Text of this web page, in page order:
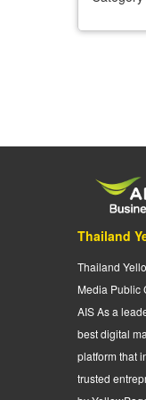
Thailand
Thailand
Media Public
AIS As a
best digital
platform that
trusted